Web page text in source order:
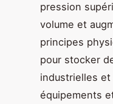
pression
volume et
principes
pour stocker
industrielles et
équipements